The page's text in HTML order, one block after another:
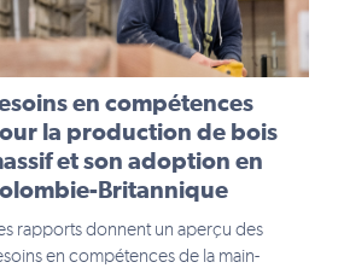
en compétences
la production de bois
et son adoption en
Britannique
rapports donnent un aperçu des
en compétences de la main-